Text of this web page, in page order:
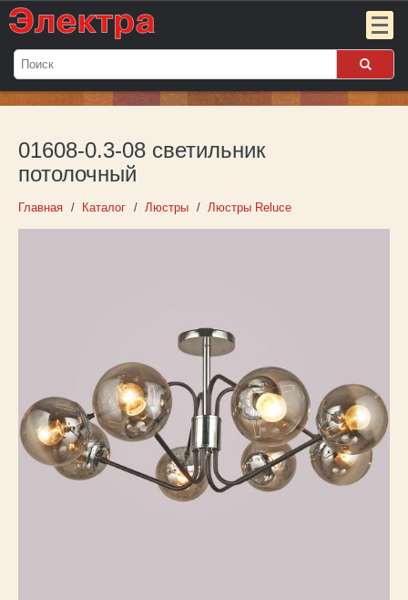
Мой
Пока
пуст
Войти
Каталог
товаров
01608-0.3-08 светильник
потолочный
Главная Каталог Люстры Люстры Reluce